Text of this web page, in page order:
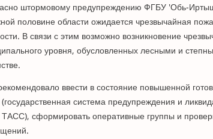
штормовому предупреждению ФГБУ 'Обь-
половине области ожидается чрезвычайная
В связи с этим возможно возникновение
уровня, обусловленных лесными и
ввести в состояние повышенной
система предупреждения и
сформировать оперативные группы и